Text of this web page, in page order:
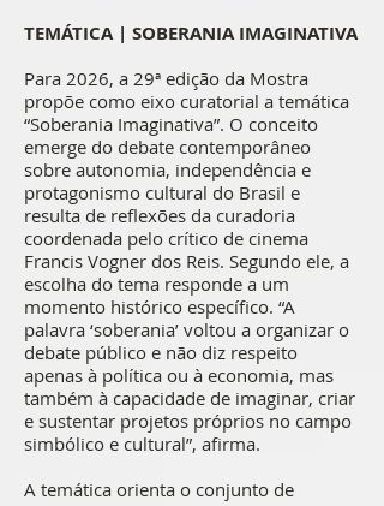
TEMÁTICA | SOBERANIA IMAGINATIVA
Para 2026, a 29ª edição da Mostra
propõe como eixo curatorial a temática
“Soberania Imaginativa”. O conceito
emerge do debate contemporâneo
sobre autonomia, independência e
protagonismo cultural do Brasil e
resulta de reflexões da curadoria
coordenada pelo crítico de cinema
Francis Vogner dos Reis. Segundo ele, a
escolha do tema responde a um
momento histórico específico. “A
palavra ‘soberania’ voltou a organizar o
debate público e não diz respeito
apenas à política ou à economia, mas
também à capacidade de imaginar, criar
e sustentar projetos próprios no campo
simbólico e cultural”, afirma.
A temática orienta o conjunto de